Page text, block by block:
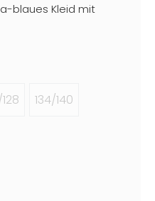
blaues Kleid mit
134/140